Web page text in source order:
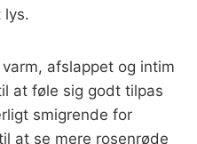
lys.
afslappet og intim
at føle sig godt tilpas
smigrende for
at se mere rosenrøde